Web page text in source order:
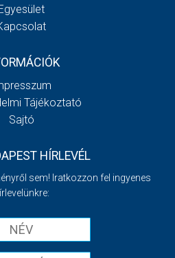
Tájékoztató
Sajtó
HÍRLEVÉL
sem! Iratkozzon fel ingyenes